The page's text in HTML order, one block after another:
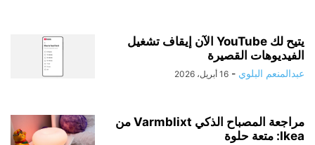
يتيح لك YouTube الآن إيقاف تشغيل
الفيديوهات القصيرة
عبدالمنعم البلوي - 16 أبريل، 2026
مراجعة المصباح الذكي Varmblixt من
Ikea: متعة حلوة